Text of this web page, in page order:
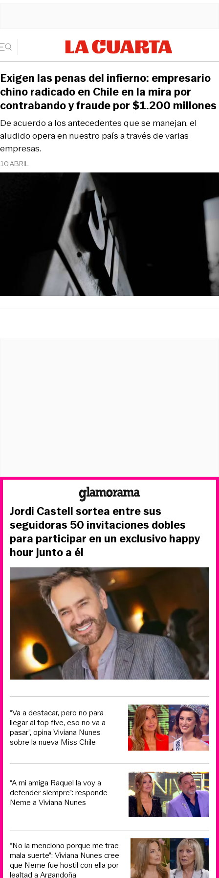
10 ABRIL
De acuerdo a los antecedentes que se manejan, el
aludido opera en nuestro país a través de varias
empresas.
Exigen las penas del infierno: empresario
chino radicado en Chile en la mira por
contrabando y fraude por $1.200 millones
Jordi Castell sortea entre sus
seguidoras 50 invitaciones dobles
para participar en un exclusivo happy
hour junto a él
“Va a destacar, pero no para
llegar al top five, eso no va a
pasar”, opina Viviana Nunes
sobre la nueva Miss Chile
“A mi amiga Raquel la voy a
defender siempre”: responde
Neme a Viviana Nunes
“No la menciono porque me trae
mala suerte”: Viviana Nunes cree
que Neme fue hostil con ella por
lealtad a Argandoña